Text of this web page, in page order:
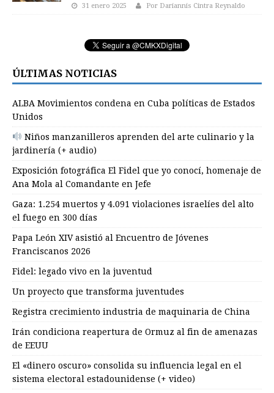
31 enero 2025 Por Dariannis Cintra Reynaldo
ÚLTIMAS NOTICIAS
ALBA Movimientos condena en Cuba políticas de Estados
Unidos
Niños manzanilleros aprenden del arte culinario y la
jardinería (+ audio)
Exposición fotográfica El Fidel que yo conocí, homenaje de
Ana Mola al Comandante en Jefe
Gaza: 1.254 muertos y 4.091 violaciones israelíes del alto
el fuego en 300 días
Papa León XIV asistió al Encuentro de Jóvenes
Franciscanos 2026
Fidel: legado vivo en la juventud
Un proyecto que transforma juventudes
Registra crecimiento industria de maquinaria de China
Irán condiciona reapertura de Ormuz al fin de amenazas
de EEUU
El «dinero oscuro» consolida su influencia legal en el
sistema electoral estadounidense (+ video)